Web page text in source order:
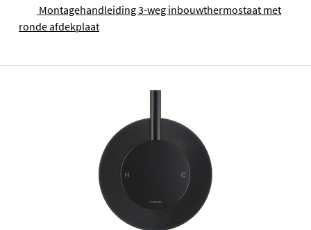
Montagehandleiding 3-weg inbouwthermostaat met
ronde afdekplaat